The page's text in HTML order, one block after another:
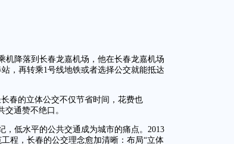
机降落到长春龙嘉机场，他在长春龙嘉机场
，再转乘1号线地铁或者选择公交就能抵达
春的立体公交不仅节省时间，花费也
通赞不绝口。
低水平的公共交通成为城市的痛点。2013
程，长春的公交理念愈加清晰：布局“立体